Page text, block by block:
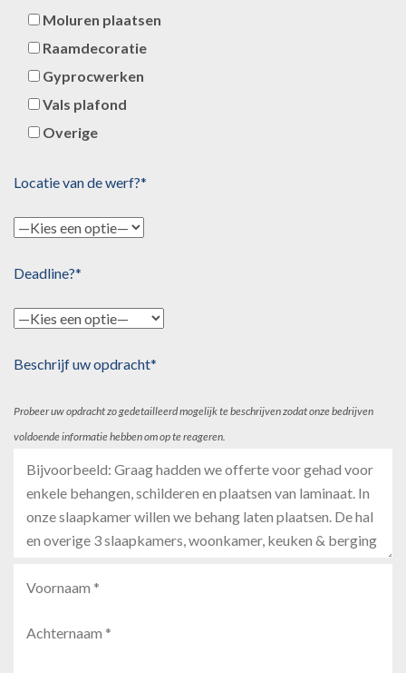
Moluren plaatsen
Raamdecoratie
Gyprocwerken
Vals plafond
Overige
Locatie van de werf?*
Deadline?*
Beschrijf uw opdracht*
Probeer uw opdracht zo gedetailleerd mogelijk te beschrijven zodat onze bedrijven
voldoende informatie hebben om op te reageren.